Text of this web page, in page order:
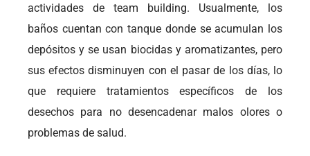
actividades de team building. Usualmente, los
baños cuentan con tanque donde se acumulan los
depósitos y se usan biocidas y aromatizantes, pero
sus efectos disminuyen con el pasar de los días, lo
que requiere tratamientos específicos de los
desechos para no desencadenar malos olores o
problemas de salud.